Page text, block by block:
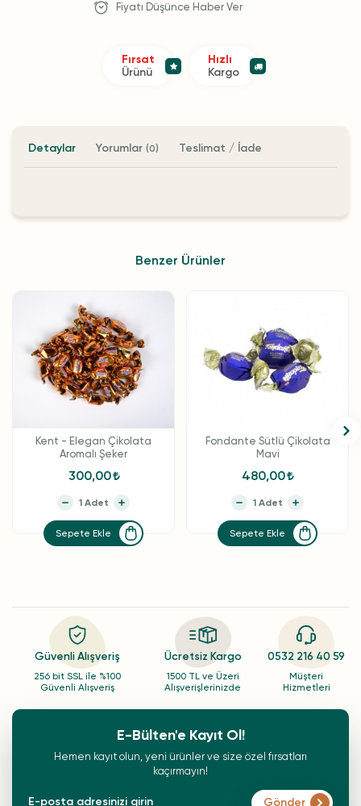
Fiyatı Düşünce Haber Ver
Fırsat
Ürünü
Hızlı
Kargo
Detaylar Yorumlar (0) Teslimat / İade
Benzer Ürünler
Kent - Elegan Çikolata
Aromalı Şeker
300,00
Sepete Ekle
Fondante Sütlü Çikolata
Mavi
480,00
Sepete Ekle
Güvenli Alışveriş
256 bit SSL ile %100
Güvenli Alışveriş
Ücretsiz Kargo
1500 TL ve Üzeri
Alışverişlerinizde
0532 216 40 59
Müşteri
Hizmetleri
E-Bülten'e Kayıt Ol!
Hemen kayıt olun, yeni ürünler ve size özel fırsatları
kaçırmayın!
Gönder